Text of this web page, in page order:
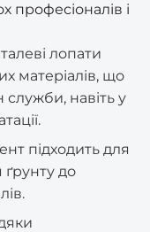
професіоналів і
лопати
матеріалів, що
служби, навіть у
підходить для
ґрунту до